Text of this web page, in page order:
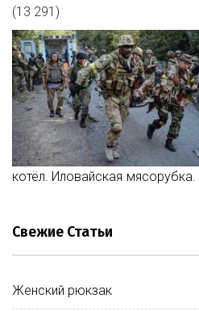
(13 291)
котёл. Иловайская мясорубка.
Свежие Статьи
Женский рюкзак